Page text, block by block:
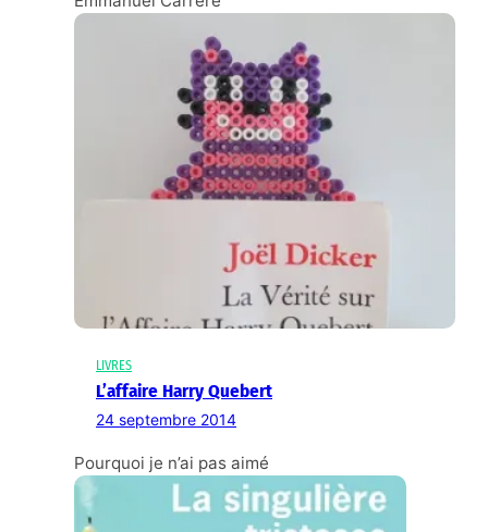
LIVRES
L’affaire Harry Quebert
24 septembre 2014
Pourquoi je n’ai pas aimé